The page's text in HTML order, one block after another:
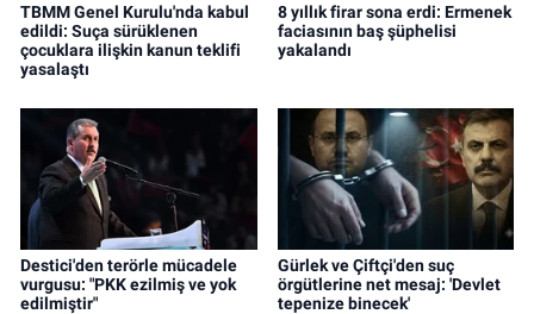
TBMM Genel Kurulu'nda kabul
edildi: Suça sürüklenen
çocuklara ilişkin kanun teklifi
yasalaştı
8 yıllık firar sona erdi: Ermenek
faciasının baş şüphelisi
yakalandı
Destici'den terörle mücadele
vurgusu: "PKK ezilmiş ve yok
edilmiştir"
Gürlek ve Çiftçi'den suç
örgütlerine net mesaj: 'Devlet
tepenize binecek'